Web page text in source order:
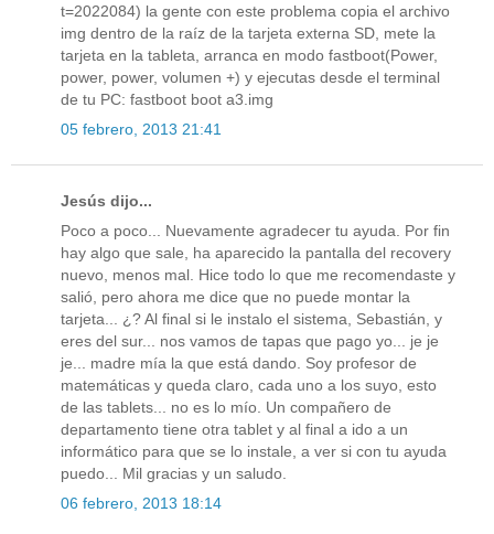
t=2022084) la gente con este problema copia el archivo
img dentro de la raíz de la tarjeta externa SD, mete la
tarjeta en la tableta, arranca en modo fastboot(Power,
power, power, volumen +) y ejecutas desde el terminal
de tu PC: fastboot boot a3.img
05 febrero, 2013 21:41
Jesús dijo...
Poco a poco... Nuevamente agradecer tu ayuda. Por fin
hay algo que sale, ha aparecido la pantalla del recovery
nuevo, menos mal. Hice todo lo que me recomendaste y
salió, pero ahora me dice que no puede montar la
tarjeta... ¿? Al final si le instalo el sistema, Sebastián, y
eres del sur... nos vamos de tapas que pago yo... je je
je... madre mía la que está dando. Soy profesor de
matemáticas y queda claro, cada uno a los suyo, esto
de las tablets... no es lo mío. Un compañero de
departamento tiene otra tablet y al final a ido a un
informático para que se lo instale, a ver si con tu ayuda
puedo... Mil gracias y un saludo.
06 febrero, 2013 18:14